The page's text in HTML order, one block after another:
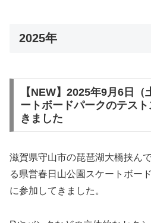
2025年
【NEW】2025年9月6日
ートボードパークのテス
きました
滋賀県守山市の琵琶湖大橋挟ん
る県営春日山公園スケートボー
に参加してきました。